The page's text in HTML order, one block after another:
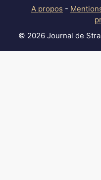
A propos -
© 2026 Journal de